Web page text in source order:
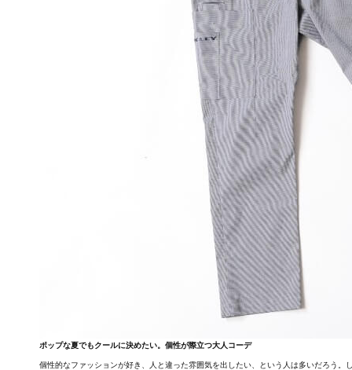
ポップな夏でもクールに決めたい。個性が際立つ大人コーデ
個性的なファッションが好き、人と違った雰囲気を出したい、という人は多いだろう